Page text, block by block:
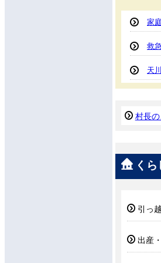
家
救
天
村長
く
引っ
出産